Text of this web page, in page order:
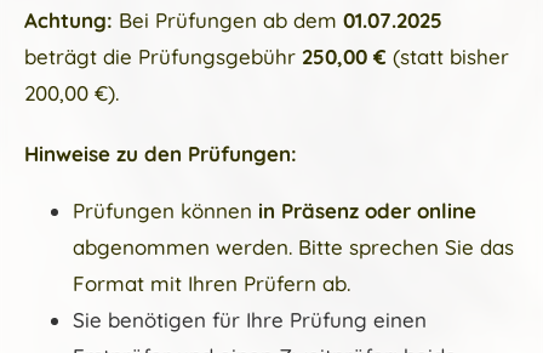
Achtung: Bei Prüfungen ab dem 01.07.2025
beträgt die Prüfungsgebühr 250,00 € (statt bisher
200,00 €).
Hinweise zu den Prüfungen:
Prüfungen können in Präsenz oder online
abgenommen werden. Bitte sprechen Sie das
Format mit Ihren Prüfern ab.
Sie benötigen für Ihre Prüfung einen